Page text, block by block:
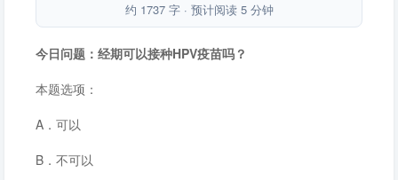
约 1737 字 · 预计阅读 5 分钟
今日问题：经期可以接种HPV疫苗吗？
本题选项：
A．可以
B．不可以